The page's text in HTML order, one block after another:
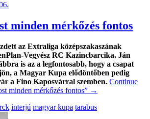
minden mérkőzés fontos
az Extraliga középszakaszának
Vegyész RC Kazincbarcika. Ján
is az a legfontosabb, hogy a csapat
a Magyar Kupa elődöntőben pedig
a Fino Kaposvárral szemben. Continue
minden mérkőzés fontos” →
interjú magyar kupa tarabus